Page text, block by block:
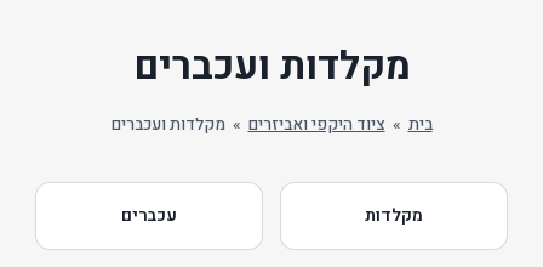
מקלדות ועכברים
בית » ציוד היקפי ואביזרים » מקלדות ועכברים
מקלדות עכברים